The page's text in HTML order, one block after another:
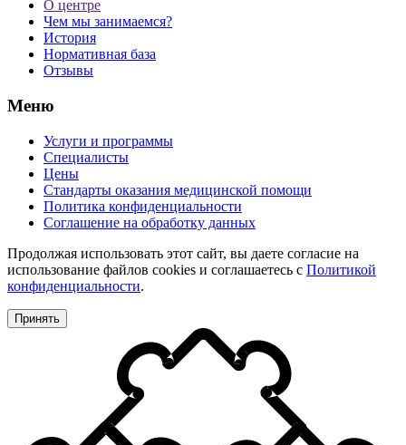
О центре
Чем мы занимаемся?
История
Нормативная база
Отзывы
Меню
Услуги и программы
Специалисты
Цены
Стандарты оказания медицинской помощи
Политика конфиденциальности
Соглашение на обработку данных
Продолжая использовать этот сайт, вы даете согласие на
использование файлов cookies и соглашаетесь с Политикой
конфиденциальности.
Принять